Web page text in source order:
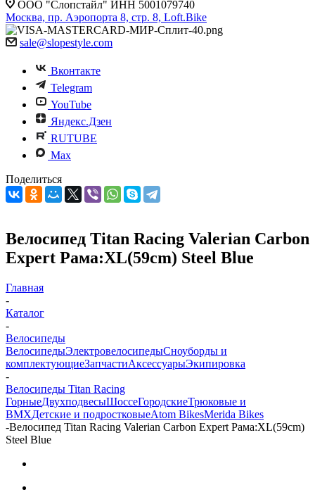
ООО "Слопстайл" ИНН 5001079740
Москва, пр. Аэропорта 8, стр. 8, Loft.Bike
sale@slopestyle.com
Вконтакте
Telegram
YouTube
Яндекс.Дзен
RUTUBE
Max
Поделиться
Велосипед Titan Racing Valerian Carbon
Expert Рама:XL(59cm) Steel Blue
Главная
-
Каталог
-
Велосипеды
ВелосипедыЭлектровелосипедыCноуборды и
комплектующиеЗапчастиАксессуарыЭкипировка
-
Велосипеды Titan Racing
ГорныеДвухподвесыШоссеГородскиеТрюковые и
BMXДетские и подростковыеAtom BikesMerida Bikes
-Велосипед Titan Racing Valerian Carbon Expert Рама:XL(59cm)
Steel Blue